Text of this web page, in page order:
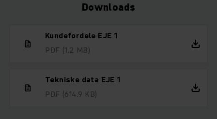
Downloads
Kundefordele EJE 1
PDF (1,2 MB)
Tekniske data EJE 1
PDF (614,9 KB)